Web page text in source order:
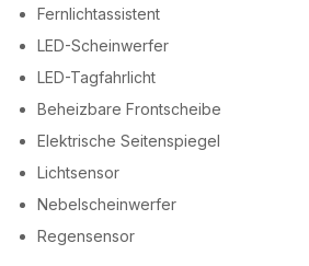
Fernlichtassistent
LED-Scheinwerfer
LED-Tagfahrlicht
Beheizbare Frontscheibe
Elektrische Seitenspiegel
Lichtsensor
Nebelscheinwerfer
Regensensor